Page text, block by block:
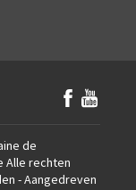
de
Alle rechten
- Aangedreven